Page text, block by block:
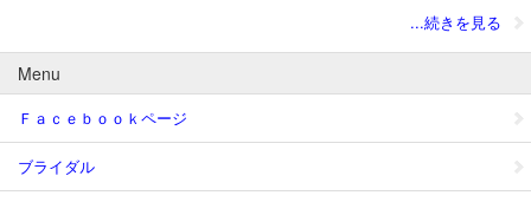
...続きを見る
Menu
Ｆａｃｅｂｏｏｋページ
ブライダル